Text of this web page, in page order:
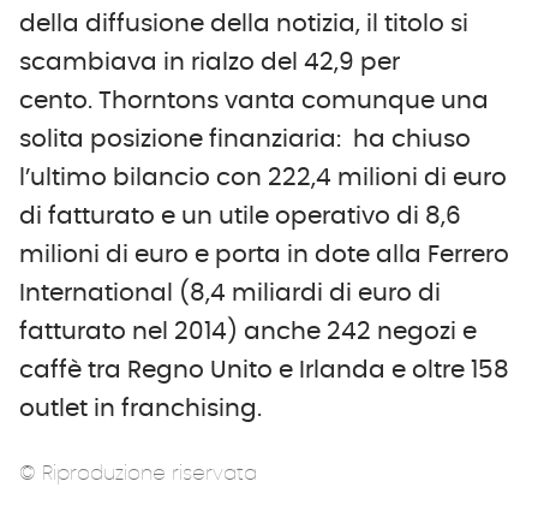
della diffusione della notizia, il titolo si
scambiava in rialzo del 42,9 per
cento. Thorntons vanta comunque una
solita posizione finanziaria: ha chiuso
l’ultimo bilancio con 222,4 milioni di euro
di fatturato e un utile operativo di 8,6
milioni di euro e porta in dote alla Ferrero
International (8,4 miliardi di euro di
fatturato nel 2014) anche 242 negozi e
caffè tra Regno Unito e Irlanda e oltre 158
outlet in franchising.
© Riproduzione riservata